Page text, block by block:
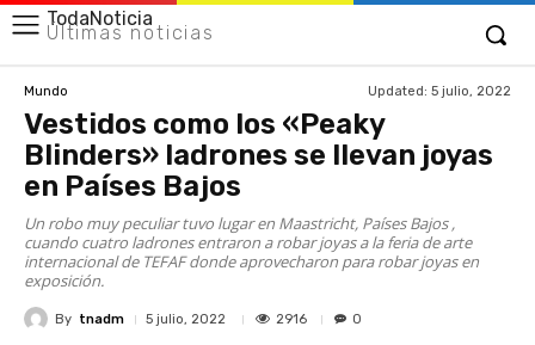
TodaNoticia
Últimas noticias
Mundo Updated: 5 julio, 2022
Vestidos como los «Peaky
Blinders» ladrones se llevan joyas
en Países Bajos
Un robo muy peculiar tuvo lugar en Maastricht, Países Bajos ,
cuando cuatro ladrones entraron a robar joyas a la feria de arte
internacional de TEFAF donde aprovecharon para robar joyas en
exposición.
By tnadm 5 julio, 2022 2916 0